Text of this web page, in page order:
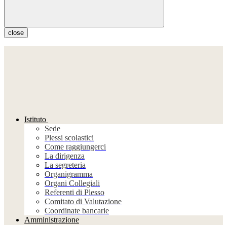
close
Istituto
Sede
Plessi scolastici
Come raggiungerci
La dirigenza
La segreteria
Organigramma
Organi Collegiali
Referenti di Plesso
Comitato di Valutazione
Coordinate bancarie
Amministrazione